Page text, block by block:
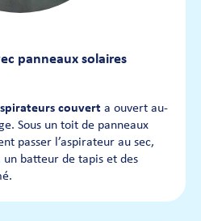
panneaux solaires
couvert a ouvert au-
Sous un toit de panneaux
passer l’aspirateur au sec,
un batteur de tapis et des